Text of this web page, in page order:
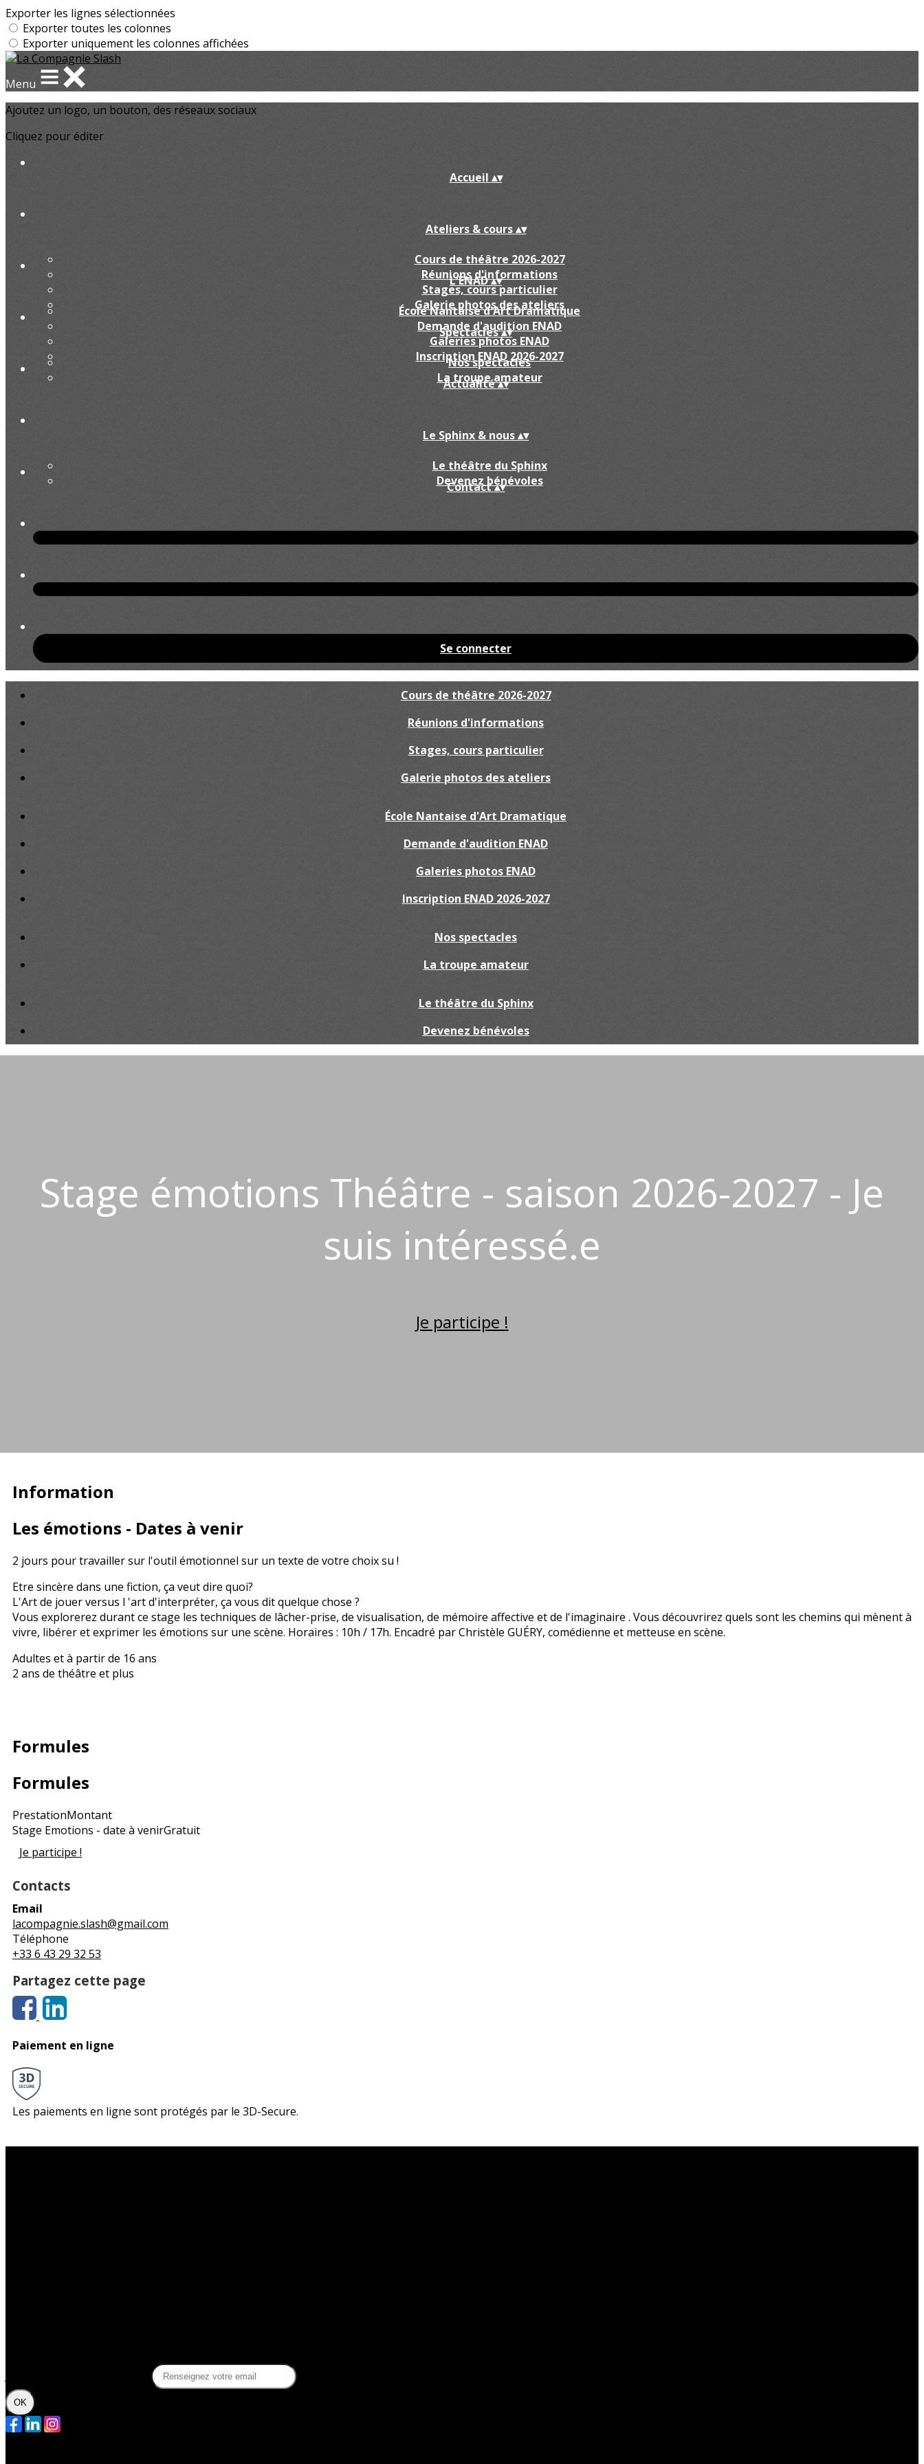
Exporter les lignes sélectionnées
Exporter toutes les colonnes
Exporter uniquement les colonnes affichées
Menu
Ajoutez un logo, un bouton, des réseaux sociaux
Cliquez pour éditer
Accueil ▴▾
Ateliers & cours▴▾
Cours de théâtre 2026-2027
Réunions d'informations
Stages, cours particulier
Galerie photos des ateliers
L'ENAD▴▾
École Nantaise d'Art Dramatique
Demande d'audition ENAD
Galeries photos ENAD
Inscription ENAD 2026-2027
Spectacles▴▾
Nos spectacles
La troupe amateur
Actualité▴▾
Le Sphinx & nous▴▾
Le théâtre du Sphinx
Devenez bénévoles
Contact▴▾
Se connecter
Cours de théâtre 2026-2027
Réunions d'informations
Stages, cours particulier
Galerie photos des ateliers
École Nantaise d'Art Dramatique
Demande d'audition ENAD
Galeries photos ENAD
Inscription ENAD 2026-2027
Nos spectacles
La troupe amateur
Le théâtre du Sphinx
Devenez bénévoles
Stage émotions Théâtre - saison 2026-2027 - Je
suis intéressé.e
Je participe !
Information
Les émotions - Dates à venir
2 jours pour travailler sur l'outil émotionnel sur un texte de votre choix su !
Etre sincère dans une fiction, ça veut dire quoi?
L'Art de jouer versus l 'art d'interpréter, ça vous dit quelque chose ?
Vous explorerez durant ce stage les techniques de lâcher-prise, de visualisation, de mémoire affective et de l'imaginaire . Vous découvrirez quels sont les chemins qui mènent à
vivre, libérer et exprimer les émotions sur une scène. Horaires : 10h / 17h. Encadré par Christèle GUÉRY, comédienne et metteuse en scène.
Adultes et à partir de 16 ans
2 ans de théâtre et plus
Formules
Formules
PrestationMontant
Stage Emotions - date à venirGratuit
Je participe !
Contacts
Email
lacompagnie.slash@gmail.com
Téléphone
+33 6 43 29 32 53
Partagez cette page
Paiement en ligne
Les paiements en ligne sont protégés par le 3D-Secure.
OK